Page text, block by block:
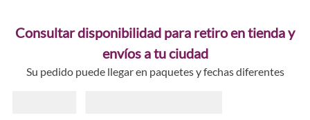
Consultar disponibilidad para retiro en tienda y
envíos a tu ciudad
Su pedido puede llegar en paquetes y fechas diferentes